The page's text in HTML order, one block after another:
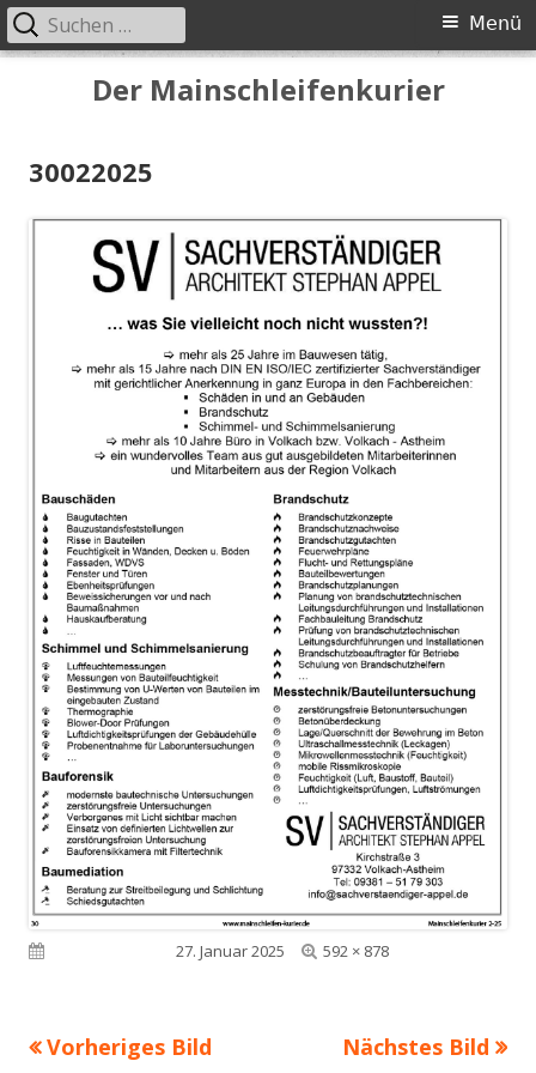
Der Mainschleifenkurier
Primäres
Menü
Suchen
nach:
30022025
Veröffentlicht am27. Januar 2025
Volle
592 × 878
Vorheriges Bild Nächstes Bild